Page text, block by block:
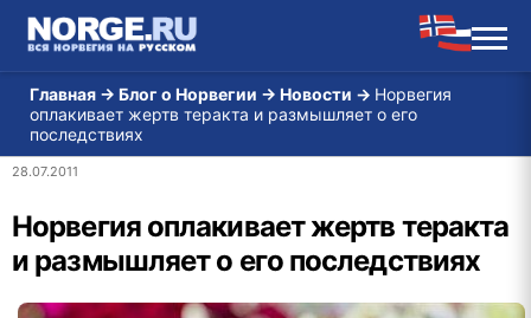
Главная → Блог о Норвегии → Новости → Норвегия
оплакивает жертв теракта и размышляет о его
последствиях
28.07.2011
Норвегия оплакивает жертв теракта
и размышляет о его последствиях